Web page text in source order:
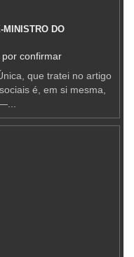
MINISTRO DO
confirmar
que tratei no artigo
é, em si mesma,